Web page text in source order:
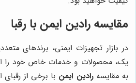
مقایسه رادین ایمن با رقبا
در بازار تجهیزات ایمنی، برندهای
یک، محصولات و خدمات خاص خود را
به مقایسهرادین ایمن با برخی از